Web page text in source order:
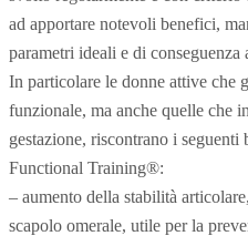
ad apportare notevoli benefici,
parametri ideali e di
In particolare le donne attive che
funzionale, ma anche quelle che
gestazione, riscontrano i
Functional Training®:
– aumento della stabilità
scapolo omerale, utile per la